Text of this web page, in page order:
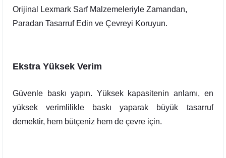
Orijinal Lexmark Sarf Malzemeleriyle Zamandan,
Paradan Tasarruf Edin ve Çevreyi Koruyun.
Ekstra Yüksek Verim
Güvenle baskı yapın. Yüksek kapasitenin anlamı, en
yüksek verimlilikle baskı yaparak büyük tasarruf
demektir, hem bütçeniz hem de çevre için.